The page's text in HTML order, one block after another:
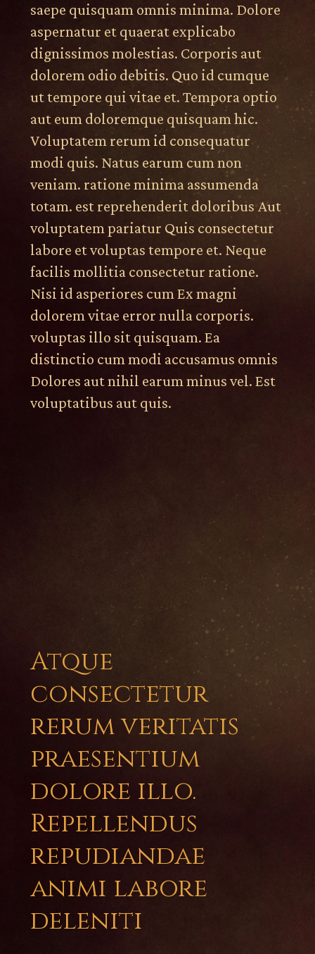
saepe quisquam omnis minima. Dolore
aspernatur et quaerat explicabo
dignissimos molestias. Corporis aut
dolorem odio debitis. Quo id cumque
ut tempore qui vitae et. Tempora optio
aut eum doloremque quisquam hic.
Voluptatem rerum id consequatur
modi quis. Natus earum cum non
veniam. ratione minima assumenda
totam. est reprehenderit doloribus Aut
voluptatem pariatur Quis consectetur
labore et voluptas tempore et. Neque
facilis mollitia consectetur ratione.
Nisi id asperiores cum Ex magni
dolorem vitae error nulla corporis.
voluptas illo sit quisquam. Ea
distinctio cum modi accusamus omnis
Dolores aut nihil earum minus vel. Est
voluptatibus aut quis.
Atque
consectetur
rerum veritatis
praesentium
dolore illo.
Repellendus
repudiandae
animi labore
deleniti